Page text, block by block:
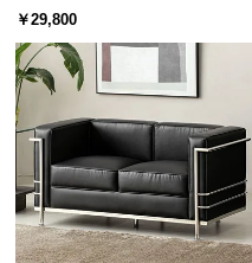
木製フレーム
￥29,800